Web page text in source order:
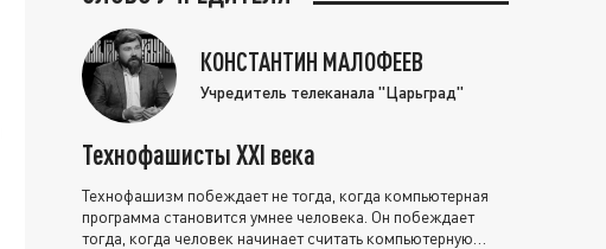
КОНСТАНТИН МАЛОФЕЕВ
Учредитель телеканала "Царьград"
Технофашисты XXI века
Технофашизм побеждает не тогда, когда компьютерная
программа становится умнее человека. Он побеждает
тогда, когда человек начинает считать компьютерную